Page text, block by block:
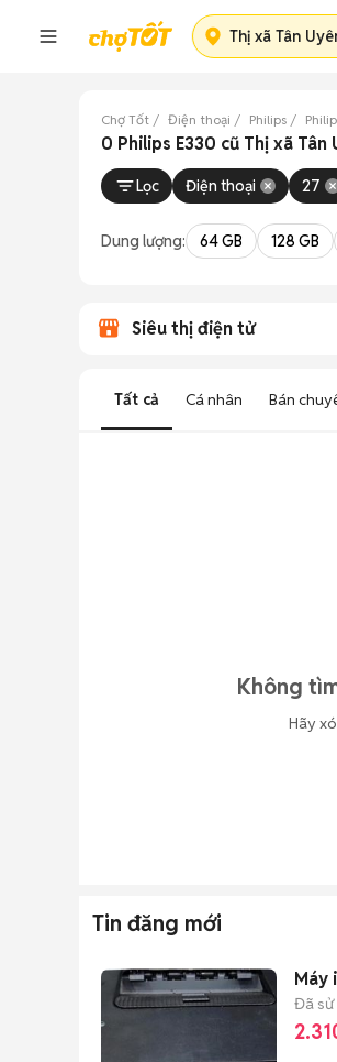
Thị xã Tân
Chợ Tốt Điện thoại Philips
0 Philips E330 cũ Thị xã Tân
Lọc Điện thoại 27
Dung lượng: 64 GB 128 GB
Siêu thị điện tử
Tất cả Cá nhân Bán
Không
Hãy
Tin đăng mới
Máy
Đã